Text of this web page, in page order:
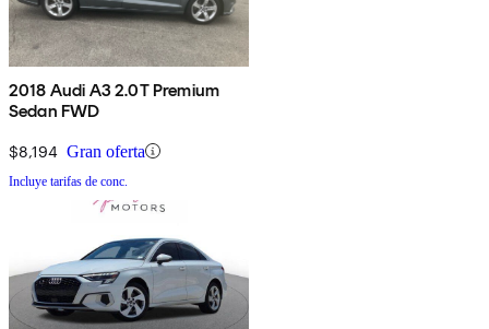
2018 Audi A3 2.0T Premium
Sedan FWD
$8,194 Gran oferta
Incluye tarifas de conc.